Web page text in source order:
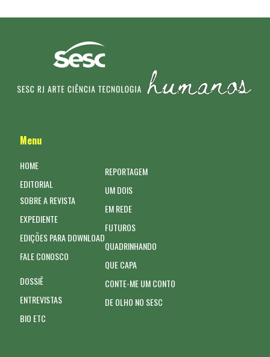
Menu
HOME
EDITORIAL
SOBRE A REVISTA
EXPEDIENTE
EDIÇÕES PARA DOWNLOAD
FALE CONOSCO
DOSSIÊ
ENTREVISTAS
BIO ETC
REPORTAGEM
UM DOIS
EM REDE
FUTUROS
QUADRINHANDO
QUE CAPA
CONTE-ME UM CONTO
DE OLHO NO SESC